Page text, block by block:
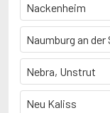
Nackenheim
Naumburg an der
Nebra, Unstrut
Neu Kaliss